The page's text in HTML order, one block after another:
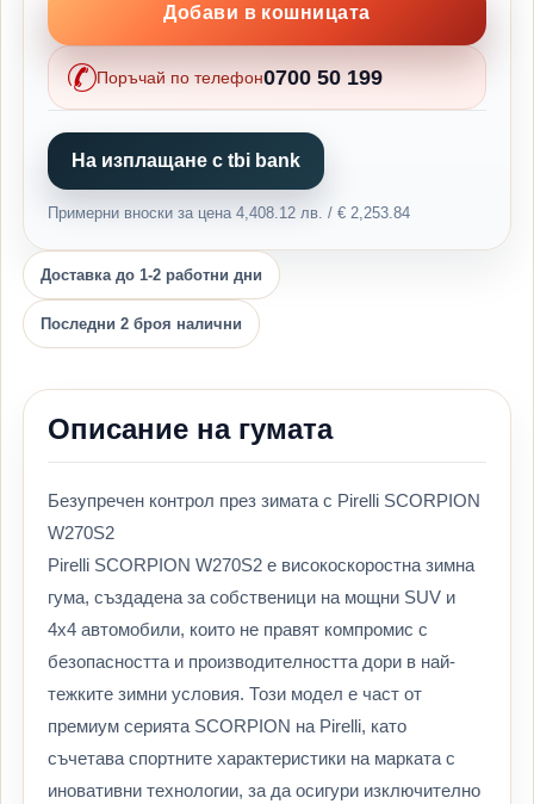
Добави в кошницата
Поръчай по телефон0700 50 199
На изплащане с tbi bank
Примерни вноски за цена 4,408.12 лв. / € 2,253.84
Доставка до 1-2 работни дни
Последни 2 броя налични
Описание на гумата
Безупречен контрол през зимата с Pirelli SCORPION
W270S2
Pirelli SCORPION W270S2 е високоскоростна зимна
гума, създадена за собственици на мощни SUV и
4x4 автомобили, които не правят компромис с
безопасността и производителността дори в най-
тежките зимни условия. Този модел е част от
премиум серията SCORPION на Pirelli, като
съчетава спортните характеристики на марката с
иновативни технологии, за да осигури изключително